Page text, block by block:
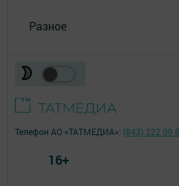
Разное
Телефон АО «ТАТМЕДИА»: (843) 222 09
16+